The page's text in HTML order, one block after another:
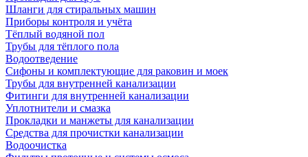
Шланги для стиральных машин
Приборы контроля и учёта
Тёплый водяной пол
Трубы для тёплого пола
Водоотведение
Сифоны и комплектующие для раковин и моек
Трубы для внутренней канализации
Фитинги для внутренней канализации
Уплотнители и смазка
Прокладки и манжеты для канализации
Средства для прочистки канализации
Водоочистка